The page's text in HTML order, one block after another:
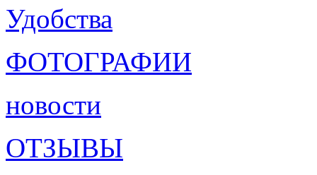
Удобства
ФОТОГРАФИИ
новости
ОТЗЫВЫ